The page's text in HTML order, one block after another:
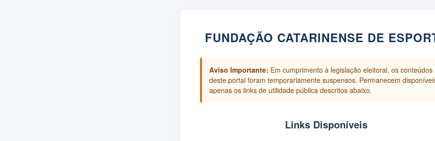
FUNDAÇÃO CATARINENSE DE
Aviso Importante: Em cumprimento à legislação eleitoral, os conteúdos
deste portal foram temporariamente suspensos. Permanecem
apenas os links de utilidade pública descritos abaixo.
Links Disponíveis